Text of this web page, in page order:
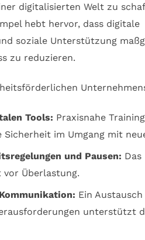
digitalisierten Welt zu
hebt hervor, dass digitale
soziale Unterstützung
zu reduzieren.
Tools: Praxisnahe
Sicherheit im Umgang mit
und Pausen:
Überlastung.
Ein
unterstützt